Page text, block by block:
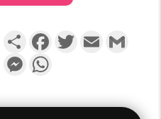
PartagerFacebookTwitterEmail
Messenger